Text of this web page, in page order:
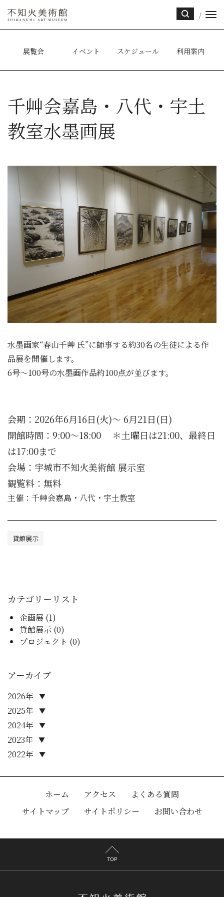
ト内
/
展覧会 イベント スケジュール 利用案内
千艸会嘉島・八代・宇土
教室水墨画展
水墨画家“春山千艸 氏”に師事する約30名の生徒による作
品展を開催します。
6号～100号の水墨画作品約100点が並びます。
会期：2026年6月16日(火)～ 6月21日(日)
開館時間：9:00～18:00 ＊土曜日は21:00、最終日
は17:00まで
会場：宇城市不知火美術館 展示室
観覧料：無料
主催：千艸会嘉島・八代・宇土教室
貸館展示
カテゴリーリスト
企画展 (1)
貸館展示 (0)
プロジェクト (0)
アーカイブ
2022年 ▼
2023年 ▼
2024年 ▼
2025年 ▼
2026年 ▼
ホーム アクセス
よくある質問
サイトマップ
サイトポリシー お問い合わせ
TOP